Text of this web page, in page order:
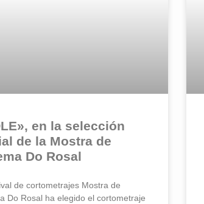
en la selección
de la Mostra de
Do Rosal
de cortometrajes Mostra de
Do Rosal ha elegido el cortometraje